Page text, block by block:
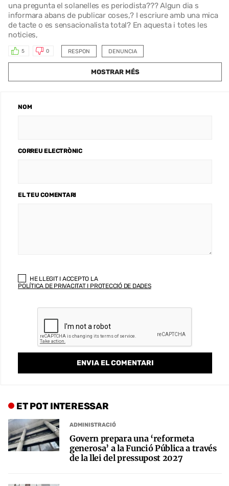
una pregunta el solanelles es periodista??? Algun dia s
informara abans de publicar coses,? I escriure amb una mica
de tacte o es sensacionalista total? En aquesta i totes les
noticies,
RESPON
5 0 DENUNCIA
MOSTRAR MÉS
NOM
CORREU ELECTRÒNIC
EL TEU COMENTARI
HE LLEGIT I ACCEPTO LA
POLÍTICA DE PRIVACITAT I PROTECCIÓ DE DADES
ET POT INTERESSAR
ADMINISTRACIÓ
Govern prepara una ‘reformeta
generosa’ a la Funció Pública a través
de la llei del pressupost 2027